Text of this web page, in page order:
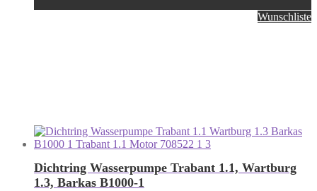
Wunschliste
Dichtring Wasserpumpe Trabant 1.1, Wartburg
1.3, Barkas B1000-1